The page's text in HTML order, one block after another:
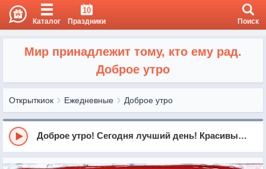
Каталог
10
Праздники Поиск
Мир принадлежит тому, кто ему рад.
Доброе утро
Открыткиок Ежедневные Доброе утро
Доброе утро! Сегодня лучший день! Красивые, веселые пожелания